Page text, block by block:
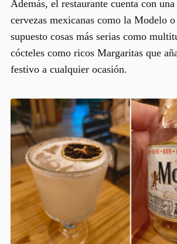
Además, el restaurante cuenta con
cervezas mexicanascomo la Modelo o
supuesto cosas más serias como
cócteles como ricos Margaritas que
festivo a cualquier ocasión.